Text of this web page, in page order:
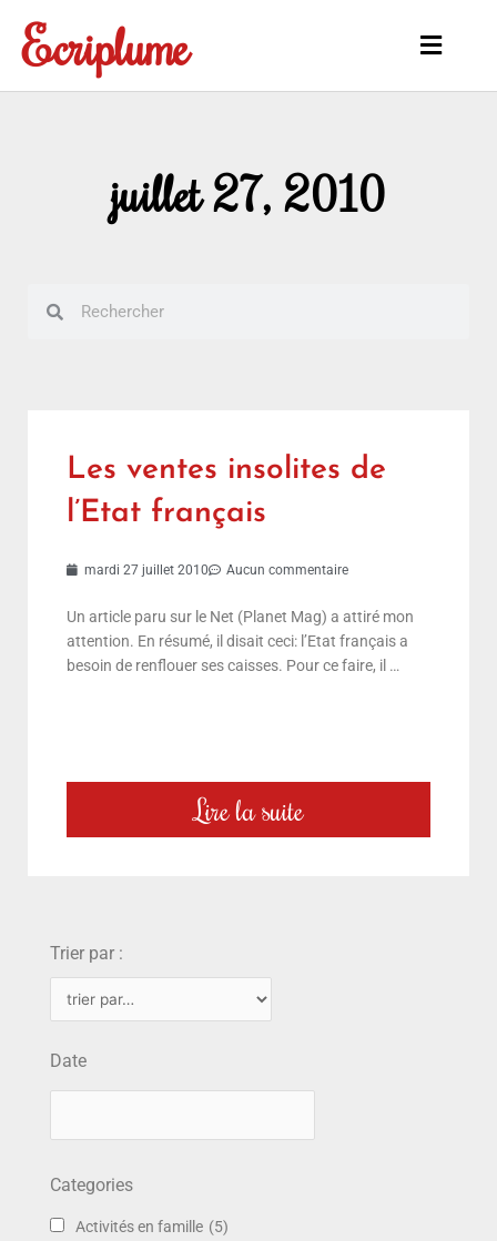
contenu
Ecriplume
Main
juillet 27, 2010
Les ventes insolites de
l’Etat français
mardi 27 juillet 2010 Aucun commentaire
Un article paru sur le Net (Planet Mag) a attiré mon
attention. En résumé, il disait ceci: l’Etat français a
besoin de renflouer ses caisses. Pour ce faire, il …
Lire la suite
Trier par :
Date
Categories
Activités en famille (5)